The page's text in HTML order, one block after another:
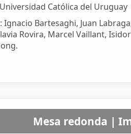
Universidad Católica del Uruguay
Ignacio Bartesaghi, Juan
Rovira, Marcel Vaillant,
Mesa redonda |